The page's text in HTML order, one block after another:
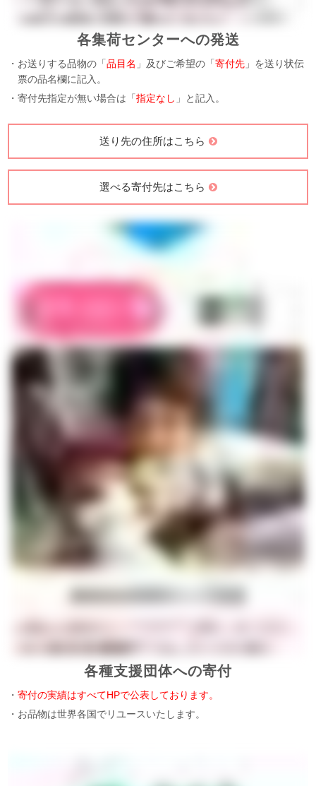
各集荷センターへの発送
・お送りする品物の「品目名 」及びご希望の「寄付先 」を送り状伝
票の品名欄に記入。
・寄付先指定が無い場合は「指定なし 」と記入。
送り先の住所はこちら
選べる寄付先はこちら
各種支援団体への寄付
・寄付の実績はすべてHPで公表しております。
・お品物は世界各国でリユースいたします。